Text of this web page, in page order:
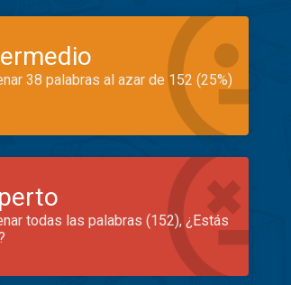
38 palabras al azar de 152 (25%)
todas las palabras (152), ¿Estás